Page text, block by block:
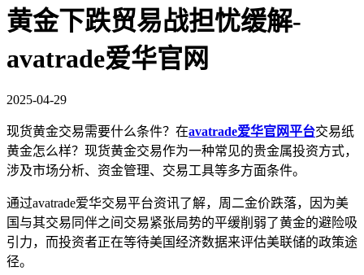
黄金下跌贸易战担忧缓解-
avatrade爱华官网
2025-04-29
现货黄金交易需要什么条件？在avatrade爱华官网平台交易纸
黄金怎么样？现货黄金交易作为一种常见的贵金属投资方式，
涉及市场分析、资金管理、交易工具等多方面条件。
通过avatrade爱华交易平台资讯了解，周二金价跌落，因为美
国与其交易同伴之间交易紧张局势的平缓削弱了黄金的避险吸
引力，而投资者正在等待美国经济数据来评估美联储的政策途
径。